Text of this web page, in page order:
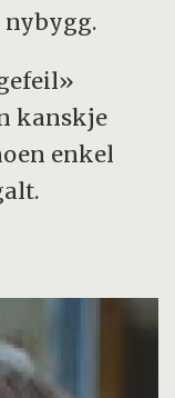
nybygg.
kanskje
enkel